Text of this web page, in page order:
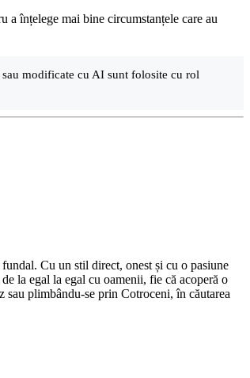
a înțelege mai bine circumstanțele care au
modificate cu AI sunt folosite cu rol
Cu un stil direct, onest și cu o pasiune
la egal la egal cu oamenii, fie că acoperă o
plimbându-se prin Cotroceni, în căutarea